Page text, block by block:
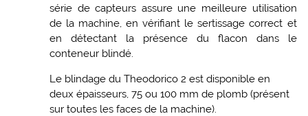
série de capteurs assure une meilleure utilisation
de la machine, en vérifiant le sertissage correct et
en détectant la présence du flacon dans le
conteneur blindé.
Le blindage du Theodorico 2 est disponible en
deux épaisseurs, 75 ou 100 mm de plomb (présent
sur toutes les faces de la machine).